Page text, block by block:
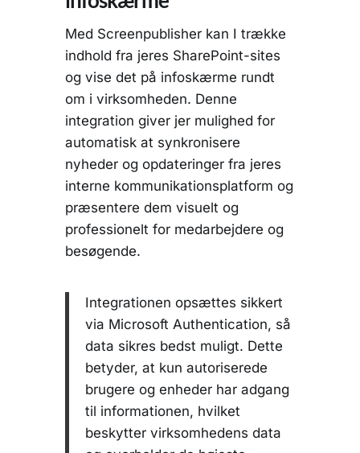
Med Screenpublisher kan I trække
indhold fra jeres SharePoint-sites
og vise det på infoskærme rundt
om i virksomheden. Denne
integration giver jer mulighed for
automatisk at synkronisere
nyheder og opdateringer fra jeres
interne kommunikationsplatform og
præsentere dem visuelt og
professionelt for medarbejdere og
besøgende.
Integrationen opsættes sikkert
via Microsoft Authentication, så
data sikres bedst muligt. Dette
betyder, at kun autoriserede
brugere og enheder har adgang
til informationen, hvilket
beskytter virksomhedens data